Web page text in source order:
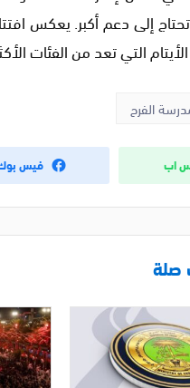
إلى دعم أكبر. يعكس
التي تعد من الفئات
الفرح
اب فيس
صلة